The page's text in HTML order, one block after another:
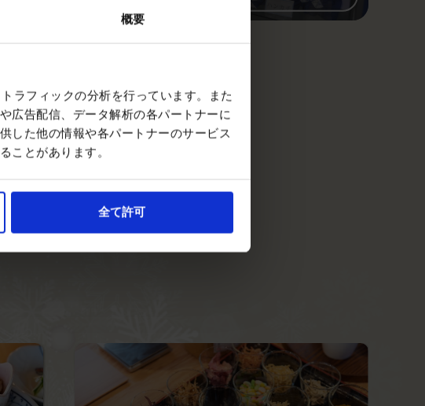
概要
ラフィックの分析を行っています。また
広告配信、データ解析の各パートナーに
した他の情報や各パートナーのサービス
ことがあります。
全て許可
る
ご紹介!